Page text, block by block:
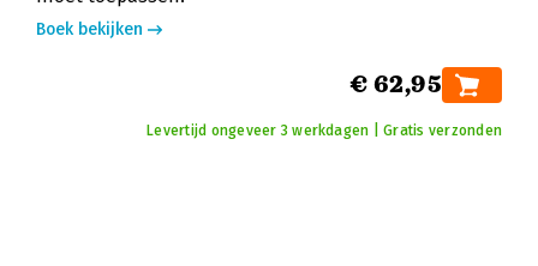
Boek bekijken
€ 62,95
Levertijd ongeveer 3 werkdagen | Gratis verzonden